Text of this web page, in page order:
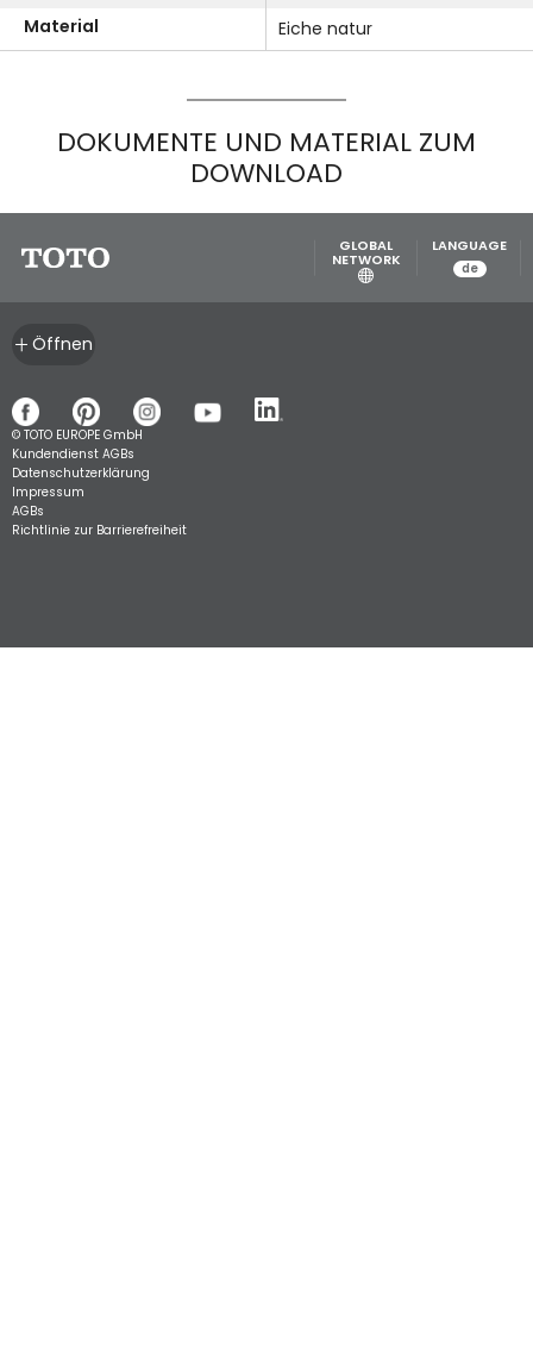
Material
Eiche natur
DOKUMENTE UND MATERIAL ZUM
DOWNLOAD
GLOBAL
NETWORK
LANGUAGE
de
Öffnen
© TOTO EUROPE GmbH
Kundendienst AGBs
Datenschutzerklärung
Impressum
AGBs
Richtlinie zur Barrierefreiheit